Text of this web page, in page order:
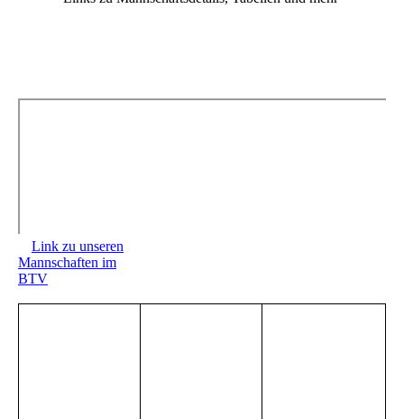
Link zu unseren
Mannschaften im
BTV